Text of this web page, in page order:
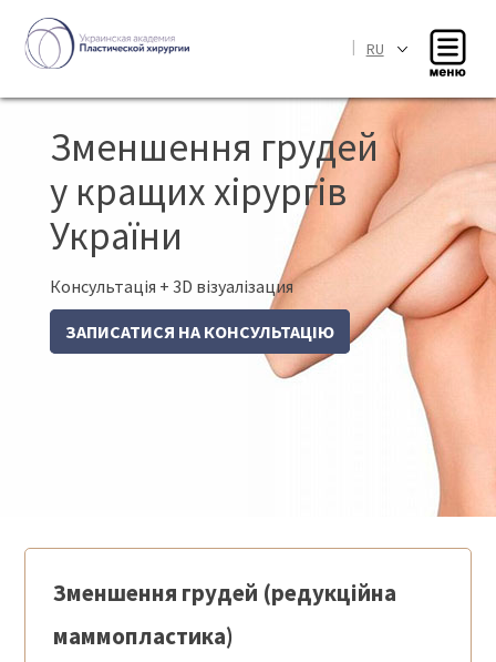
| RU
Зменшення грудей
у кращих хірургів
України
Консультація + 3D візуалізация
ЗАПИСАТИСЯ НА КОНСУЛЬТАЦІЮ
Зменшення грудей (редукційна
маммопластика)